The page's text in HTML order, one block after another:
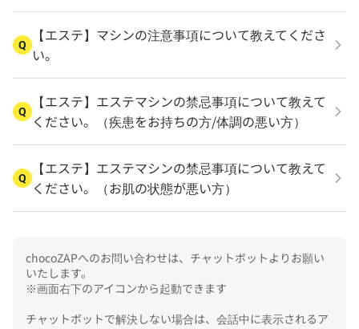
Q
【エステ】マシンの注意事項について教えてくださ
い。
Q
【エステ】エステマシンの禁忌事項について教えて
ください。（疾患をお持ちの方/体調の悪い方）
Q
【エステ】エステマシンの禁忌事項について教えて
ください。（お肌の状態が悪い方）
chocoZAPへのお問い合わせは、チャットボットよりお願い
いたします。
※画面右下のアイコンから起動できます
チャットボットで解決しない場合は、会話中に表示されるア